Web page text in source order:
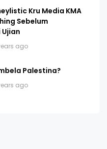
Kru Media KMA
Sebelum
ago
Palestina?
ago